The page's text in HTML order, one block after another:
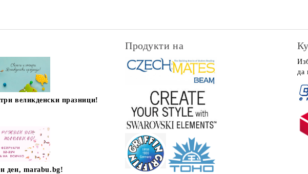
великденски празници!
ден, marabu.bg!
Продукти на
да